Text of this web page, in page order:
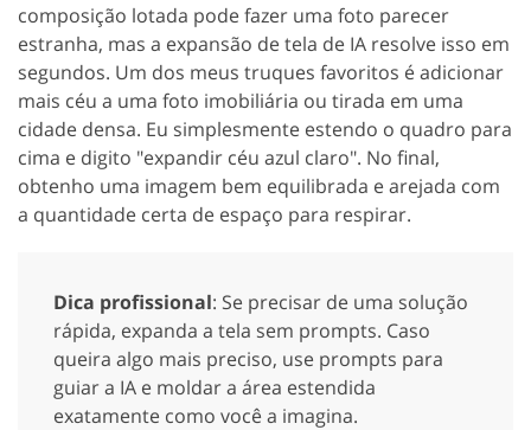
composição lotada pode fazer uma foto parecer
estranha, mas a expansão de tela de IA resolve isso em
segundos. Um dos meus truques favoritos é adicionar
mais céu a uma foto imobiliária ou tirada em uma
cidade densa. Eu simplesmente estendo o quadro para
cima e digito "expandir céu azul claro". No final,
obtenho uma imagem bem equilibrada e arejada com
a quantidade certa de espaço para respirar.
Dica profissional: Se precisar de uma solução
rápida, expanda a tela sem prompts. Caso
queira algo mais preciso, use prompts para
guiar a IA e moldar a área estendida
exatamente como você a imagina.